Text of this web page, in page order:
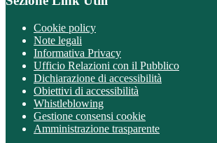
Cookie policy
Note legali
Informativa Privacy
Ufficio Relazioni con il Pubblico
Dichiarazione di accessibilità
Obiettivi di accessibilità
Whistleblowing
Gestione consensi cookie
Amministrazione trasparente